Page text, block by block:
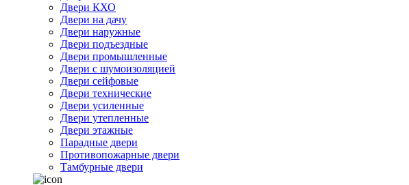
Двери КХО
Двери на дачу
Двери наружные
Двери подъездные
Двери промышленные
Двери с шумоизоляцией
Двери сейфовые
Двери технические
Двери усиленные
Двери утепленные
Двери этажные
Парадные двери
Противопожарные двери
Тамбурные двери